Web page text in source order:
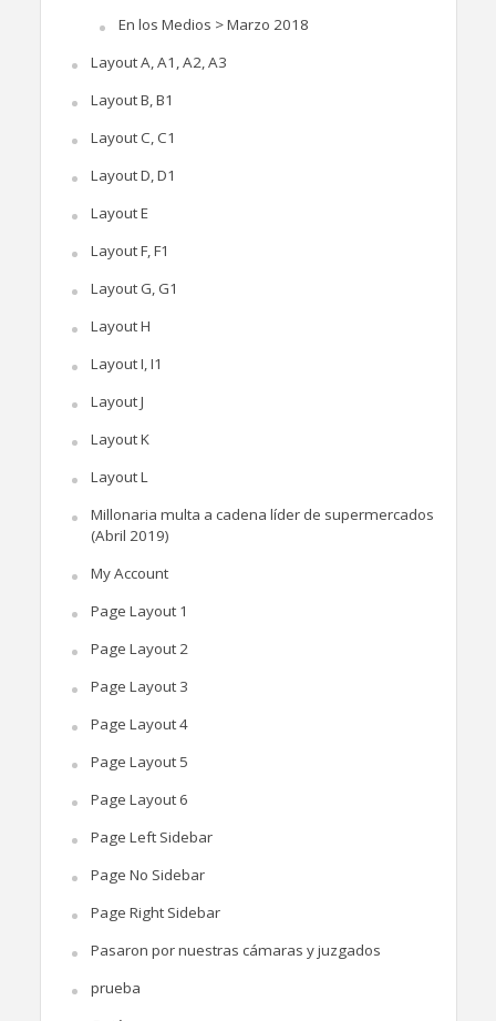
En los Medios > Marzo 2018
Layout A, A1, A2, A3
Layout B, B1
Layout C, C1
Layout D, D1
Layout E
Layout F, F1
Layout G, G1
Layout H
Layout I, I1
Layout J
Layout K
Layout L
Millonaria multa a cadena líder de supermercados
(Abril 2019)
My Account
Page Layout 1
Page Layout 2
Page Layout 3
Page Layout 4
Page Layout 5
Page Layout 6
Page Left Sidebar
Page No Sidebar
Page Right Sidebar
Pasaron por nuestras cámaras y juzgados
prueba